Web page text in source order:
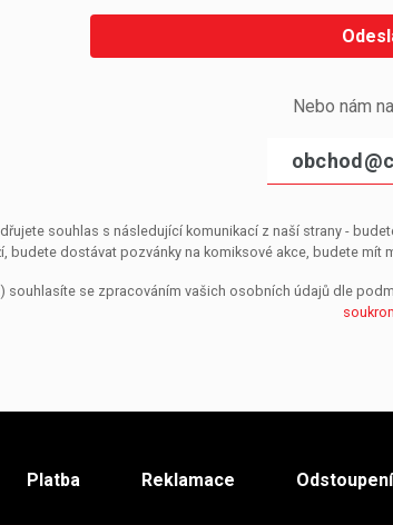
Nebo nám
souhlas s následující komunikací z naší strany -
budete dostávat pozvánky na komiksové akce, budete
souhlasíte se zpracováním vašich osobních údajů dle
Platba Reklamace